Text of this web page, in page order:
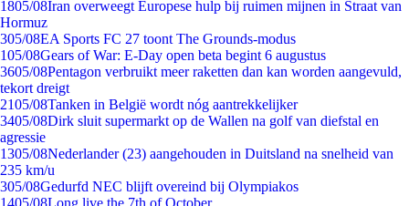
1805/08Iran overweegt Europese hulp bij ruimen mijnen in Straat van
Hormuz
305/08EA Sports FC 27 toont The Grounds-modus
105/08Gears of War: E-Day open beta begint 6 augustus
3605/08Pentagon verbruikt meer raketten dan kan worden aangevuld,
tekort dreigt
2105/08Tanken in België wordt nóg aantrekkelijker
3405/08Dirk sluit supermarkt op de Wallen na golf van diefstal en
agressie
1305/08Nederlander (23) aangehouden in Duitsland na snelheid van
235 km/u
305/08Gedurfd NEC blijft overeind bij Olympiakos
1405/08Long live the 7th of October